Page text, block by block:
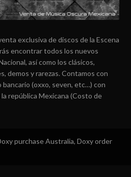
exclusiva de discos de la Escena
encontrar todos los nuevos
así como los clásicos,
demos y rarezas. Contamos con
(oxxo, seven, etc…) con
república Mexicana (Costo de
purchase Australia, Doxy order